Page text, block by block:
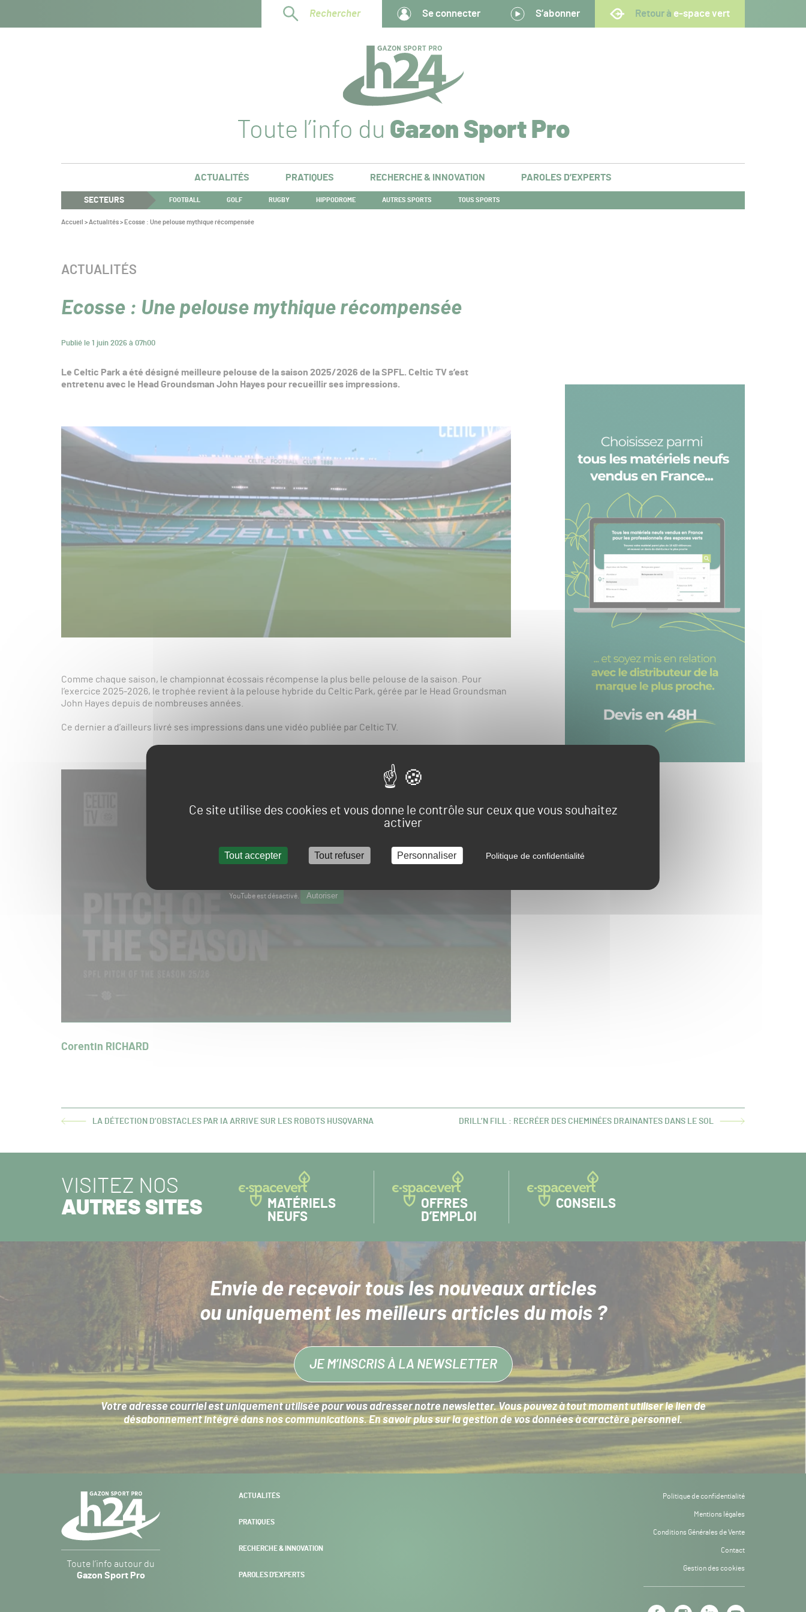
Ce site utilise des cookies et vous donne le contrôle sur ceux que vous souhaitez
activer
Tout accepter Tout refuser Personnaliser Politique de confidentialité
Rechercher Se connecter S’abonner Retour à e-space vert
Toute l’info du Gazon Sport Pro
ACTUALITÉS PRATIQUES RECHERCHE & INNOVATION PAROLES D’EXPERTS
SECTEURS FOOTBALL GOLF RUGBY HIPPODROME AUTRES SPORTS TOUS SPORTS
Vous
Accueil >Actualités> Ecosse : Une pelouse mythique récompensée
Ecosse : Une pelouse mythique récompensée
Publié le 1 juin 2026 à 07h00
CATÉGORIE :
ACTUALITÉS
Le Celtic Park a été désigné meilleure pelouse de la saison 2025/2026 de la SPFL. Celtic TV s’est
entretenu avec le Head Groundsman John Hayes pour recueillir ses impressions.
Comme chaque saison, le championnat écossais récompense la plus belle pelouse de la saison. Pour
l’exercice 2025-2026, le trophée revient à la pelouse hybride du Celtic Park, gérée par le Head Groundsman
John Hayes depuis de nombreuses années.
Ce dernier a d’ailleurs livré ses impressions dans une vidéo publiée par Celtic TV.
YouTube est désactivé. Autoriser
Corentin RICHARD
ARTICLE LA DÉTECTION D’OBSTACLES PAR IA ARRIVE SUR LES ROBOTS HUSQVARNA
ARTICLE
DRILL’N FILL : RECRÉER DES CHEMINÉES DRAINANTES DANS LE SOL
VISITEZ NOS
AUTRES SITES
MATÉRIELS
NEUFS
OFFRES
D’EMPLOI
CONSEILS
Envie de recevoir tous les nouveaux articles
ou uniquement les meilleurs articles du mois ?
JE M’INSCRIS À LA NEWSLETTER
Votre adresse courriel est uniquement utilisée pour vous adresser notre newsletter. Vous pouvez à tout moment utiliser le lien de
désabonnement intégré dans nos communications. En savoir plus sur lagestion de vos données à caractère personnel.
Sport
Pro
Toute l’info autour du
Gazon Sport Pro
ACTUALITÉS
PRATIQUES
RECHERCHE & INNOVATION
PAROLES D’EXPERTS
Politique de confidentialité
Mentions légales
Conditions Générales de Vente
Contact
Gestion des cookies